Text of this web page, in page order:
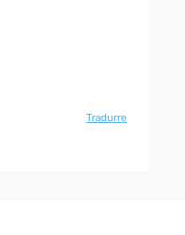
Tradurre